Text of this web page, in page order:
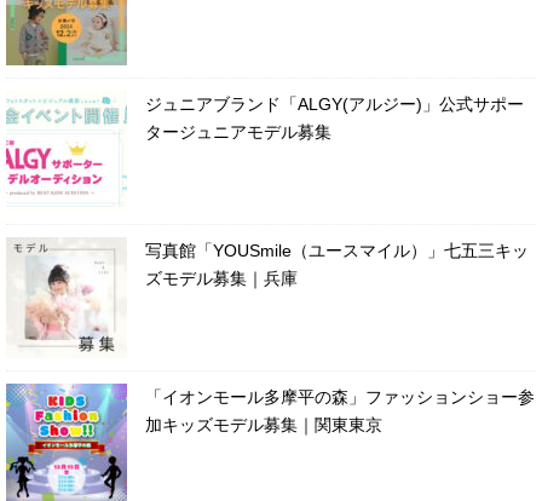
ジュニアブランド「ALGY(アルジー)」公式サポー
タージュニアモデル募集
写真館「YOUSmile（ユースマイル）」七五三キッ
ズモデル募集｜兵庫
「イオンモール多摩平の森」ファッションショー参
加キッズモデル募集｜関東東京